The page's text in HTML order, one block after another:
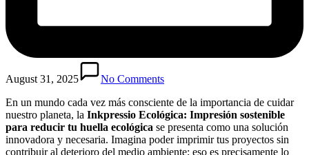
August 31, 2025
No Comments
En un mundo cada vez más consciente de la importancia de cuidar
nuestro planeta, la Inkpressio Ecológica: Impresión sostenible
para reducir tu huella ecológica se presenta como una solución
innovadora y necesaria. Imagina poder imprimir tus proyectos sin
contribuir al deterioro del medio ambiente; eso es precisamente lo